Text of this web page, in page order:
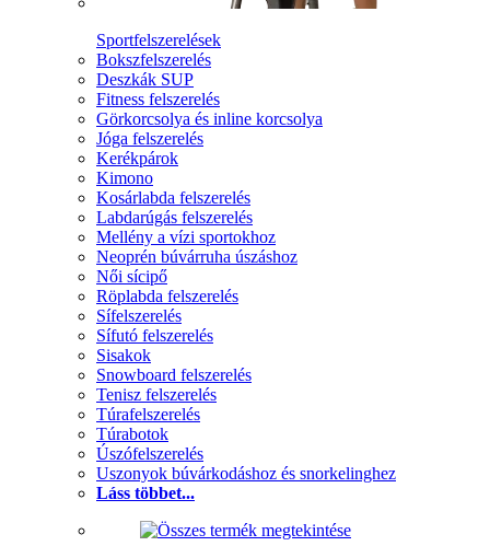
Sportfelszerelések
Bokszfelszerelés
Deszkák SUP
Fitness felszerelés
Görkorcsolya és inline korcsolya
Jóga felszerelés
Kerékpárok
Kimono
Kosárlabda felszerelés
Labdarúgás felszerelés
Mellény a vízi sportokhoz
Neoprén búvárruha úszáshoz
Női sícipő
Röplabda felszerelés
Sífelszerelés
Sífutó felszerelés
Sisakok
Snowboard felszerelés
Tenisz felszerelés
Túrafelszerelés
Túrabotok
Úszófelszerelés
Uszonyok búvárkodáshoz és snorkelinghez
Láss többet...